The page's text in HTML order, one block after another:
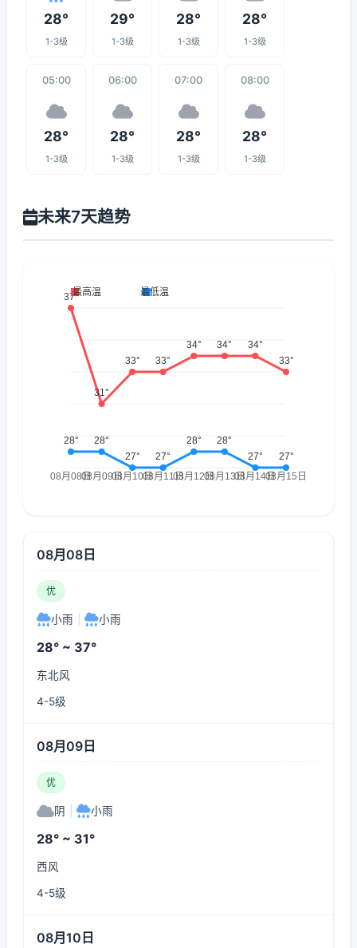
28°
1-3级
29°
1-3级
28°
1-3级
28°
1-3级
05:00
28°
1-3级
06:00
28°
1-3级
07:00
28°
1-3级
08:00
28°
1-3级
未来7天趋势
08月08日
优
小雨 小雨
28° ~ 37°
东北风
4-5级
08月09日
优
阴 小雨
28° ~ 31°
西风
4-5级
08月10日